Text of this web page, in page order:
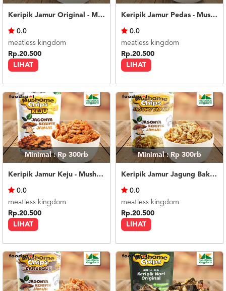
CALL
CENTER
021
5091
3494
LOGIN
DAFTAR
Keripik Jamur Original - Mushome Chips Original
LIHAT
0.0
meatless kingdom
Rp.20.500
Keripik Jamur Pedas - Mushome Chips Spicy
LIHAT
0.0
meatless kingdom
Rp.20.500
Minimal : Rp 300rb
Keripik Jamur Keju - Mushome Chips Cheese
LIHAT
0.0
meatless kingdom
Rp.20.500
Minimal : Rp 300rb
Keripik Jamur Jagung Bakar - Mushome Chips Roasted Corn
LIHAT
0.0
meatless kingdom
Rp.20.500